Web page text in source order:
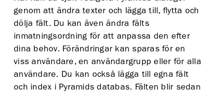
genom att ändra texter och lägga till, flytta och
dölja fält. Du kan även ändra fälts
inmatningsordning för att anpassa den efter
dina behov. Förändringar kan sparas för en
viss användare, en användargrupp eller för alla
användare. Du kan också lägga till egna fält
och index i Pyramids databas. Fälten blir sedan